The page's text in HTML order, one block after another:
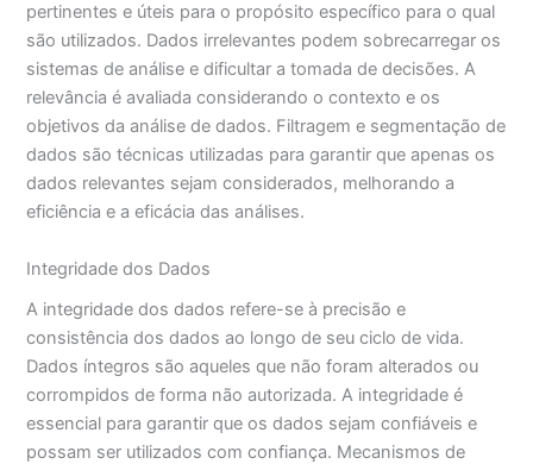
pertinentes e úteis para o propósito específico para o qual
são utilizados. Dados irrelevantes podem sobrecarregar os
sistemas de análise e dificultar a tomada de decisões. A
relevância é avaliada considerando o contexto e os
objetivos da análise de dados. Filtragem e segmentação de
dados são técnicas utilizadas para garantir que apenas os
dados relevantes sejam considerados, melhorando a
eficiência e a eficácia das análises.
Integridade dos Dados
A integridade dos dados refere-se à precisão e
consistência dos dados ao longo de seu ciclo de vida.
Dados íntegros são aqueles que não foram alterados ou
corrompidos de forma não autorizada. A integridade é
essencial para garantir que os dados sejam confiáveis e
possam ser utilizados com confiança. Mecanismos de